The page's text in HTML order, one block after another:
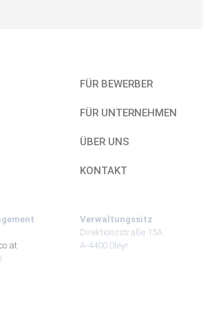
FÜR BEWERBER
FÜR UNTERNEHMEN
ÜBER UNS
KONTAKT
Verwaltungssitz
Direktionsstraße 15A
A-4400 Steyr